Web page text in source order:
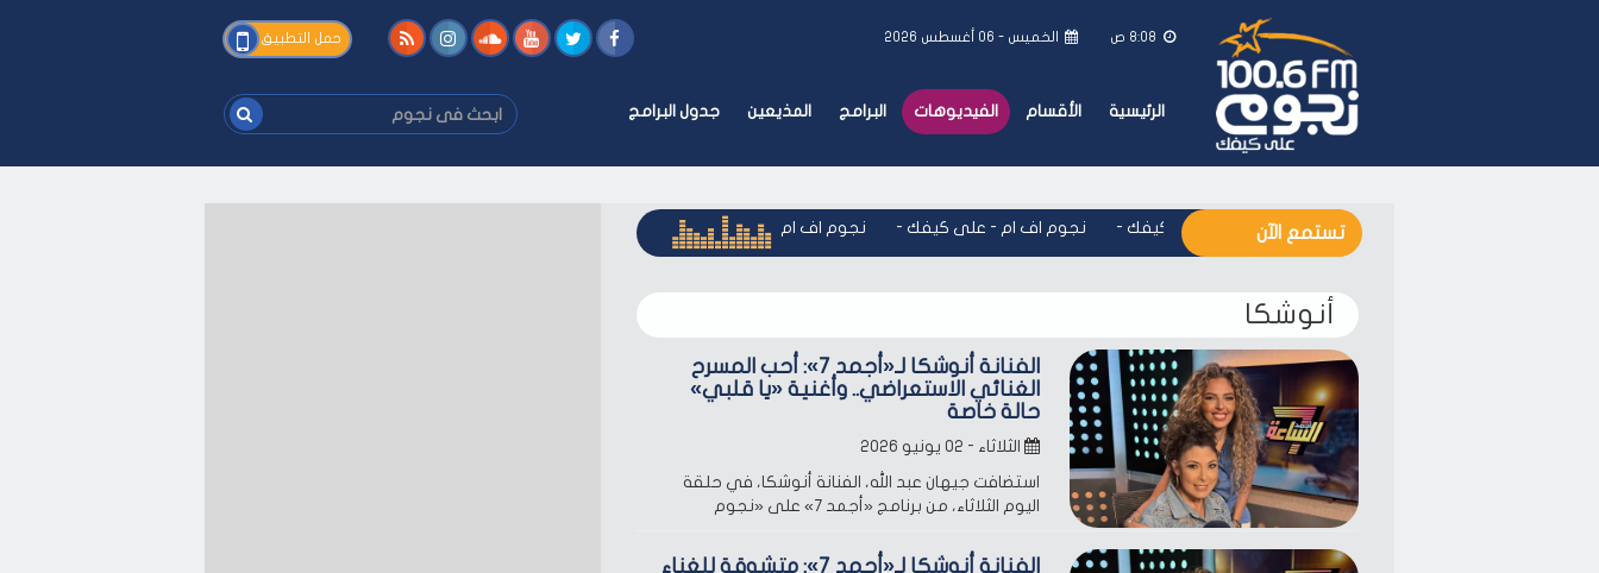
8:08 ص الخميس - ٠٦ أغسطس ٢٠٢٦ حمل التطبيق
الرئيسية الأقسام الفيديوهات البرامج المذيعين جدول البرامج
ابحث
فى
فى
تستمع الآن -نجوم اف ام - على كيفك -نجوم اف ام - على كيفك - نجوم اف ام - على كيفك نجوم اف ام - على كيفك
أنوشكا
الفنانة أنوشكا لـ«أجمد 7»: أحب المسرح
الغنائي الاستعراضي.. وأغنية «يا قلبي»
حالة خاصة
الثلاثاء - ٠٢ يونيو ٢٠٢٦
استضافت جيهان عبد الله، الفنانة أنوشكا، في حلقة
اليوم الثلاثاء، من برنامج «أجمد 7» على «نجوم
الفنانة أنوشكا لـ«أجمد 7»: متشوقة للغناء